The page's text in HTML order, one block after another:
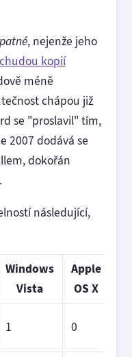
, nejenže jeho
chudou kopií
méně
chápou již
se "proslavil" tím,
2007 dodává se
dokořán
následující,
Windows
Vista
Apple
OS X
1 0